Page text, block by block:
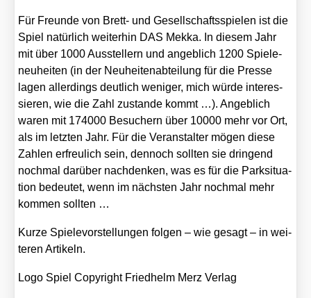
Für Freun­de von Brett- und Gesell­schafts­spie­len ist die
Spiel natür­lich wei­ter­hin DAS Mek­ka. In die­sem Jahr
mit über 1000 Aus­stel­lern und angeb­lich 1200 Spiel­e­
neu­hei­ten (in der Neu­hei­ten­ab­tei­lung für die Pres­se
lagen aller­dings deut­lich weni­ger, mich wür­de inter­es­
sie­ren, wie die Zahl zustan­de kommt …). Angeb­lich
waren mit 174000 Besu­chern über 10000 mehr vor Ort,
als im letz­ten Jahr. Für die Ver­an­stal­ter mögen die­se
Zah­len erfreu­lich sein, den­noch soll­ten sie drin­gend
noch­mal dar­über nach­den­ken, was es für die Park­si­tua­
ti­on bedeu­tet, wenn im nächs­ten Jahr noch­mal mehr
kom­men soll­ten …
Kur­ze Spie­le­vor­stel­lun­gen fol­gen – wie gesagt – in wei­
te­ren Arti­keln.
Logo Spiel Copy­right Fried­helm Merz Ver­lag